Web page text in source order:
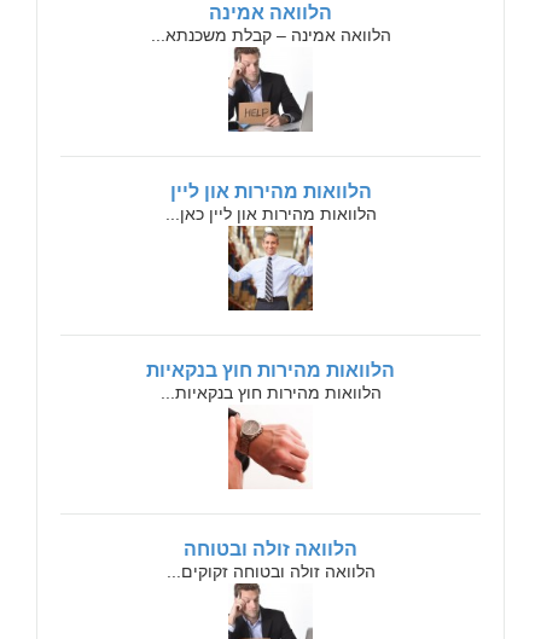
הלוואה אמינה
הלוואה אמינה – קבלת משכנתא...
הלוואות מהירות און ליין
הלוואות מהירות און ליין כאן...
הלוואות מהירות חוץ בנקאיות
הלוואות מהירות חוץ בנקאיות...
הלוואה זולה ובטוחה
הלוואה זולה ובטוחה זקוקים...